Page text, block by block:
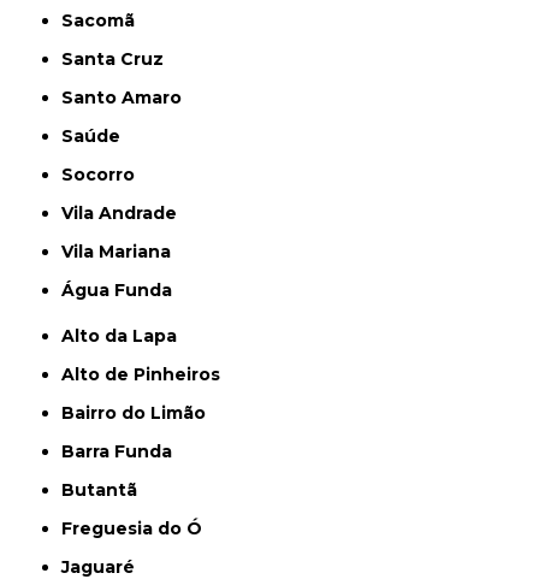
Sacomã
Santa Cruz
Santo Amaro
Saúde
Socorro
Vila Andrade
Vila Mariana
Água Funda
Alto da Lapa
Alto de Pinheiros
Bairro do Limão
Barra Funda
Butantã
Freguesia do Ó
Jaguaré